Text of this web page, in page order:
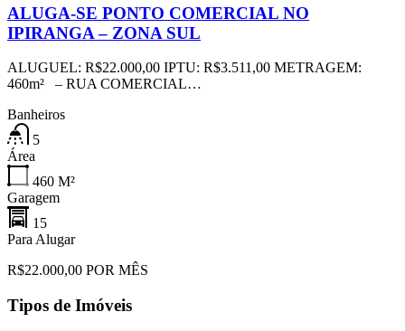
ALUGA-SE PONTO COMERCIAL NO
IPIRANGA – ZONA SUL
ALUGUEL: R$22.000,00 IPTU: R$3.511,00 METRAGEM:
460m² – RUA COMERCIAL…
Banheiros
5
Área
460 M²
Garagem
15
Para Alugar
R$22.000,00 POR MÊS
Tipos de Imóveis